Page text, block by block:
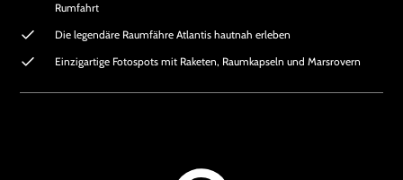
Rumfahrt
Die legendäre Raumfähre Atlantis hautnah erleben
Einzigartige Fotospots mit Raketen, Raumkapseln und Marsrovern